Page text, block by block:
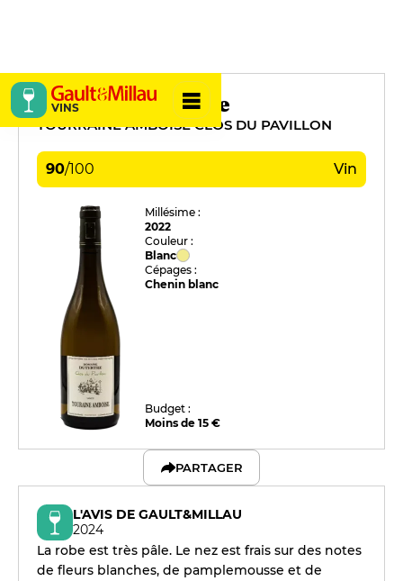
VINS
Domaine Dutertre
TOURRAINE AMBOISE CLOS DU PAVILLON
90/100 Vin
Millésime :
2022
Couleur :
Blanc
Cépages :
Chenin blanc
Budget :
Moins de 15 €
PARTAGER
L'AVIS DE GAULT&MILLAU
2024
La robe est très pâle. Le nez est frais sur des notes
de fleurs blanches, de pamplemousse et de